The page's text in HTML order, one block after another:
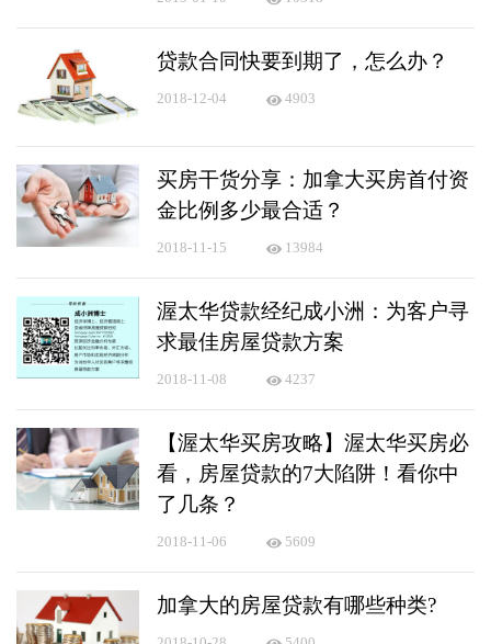
贷款合同快要到期了，怎么办？
2018-12-04 4903
买房干货分享：加拿大买房首付资
金比例多少最合适？
2018-11-15 13984
渥太华贷款经纪成小洲：为客户寻
求最佳房屋贷款方案
2018-11-08 4237
【渥太华买房攻略】渥太华买房必
看，房屋贷款的7大陷阱！看你中
了几条？
2018-11-06 5609
加拿大的房屋贷款有哪些种类?